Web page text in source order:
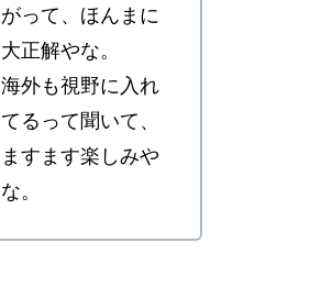
がって、ほんまに
大正解やな。
海外も視野に入れ
てるって聞いて、
ますます楽しみや
な。